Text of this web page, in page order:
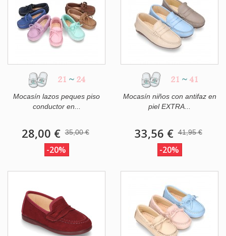
21 ~ 24
Mocasín lazos peques piso
conductor en...
28,00 € 35,00 €
-20%
21 ~ 41
Mocasín niños con antifaz en
piel EXTRA...
33,56 € 41,95 €
-20%